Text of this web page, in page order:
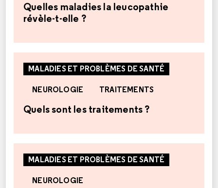
Quelles maladies la leucopathie
révèle-t-elle ?
MALADIES ET PROBLÈMES DE SANTÉ
NEUROLOGIE TRAITEMENTS
Quels sont les traitements ?
MALADIES ET PROBLÈMES DE SANTÉ
NEUROLOGIE